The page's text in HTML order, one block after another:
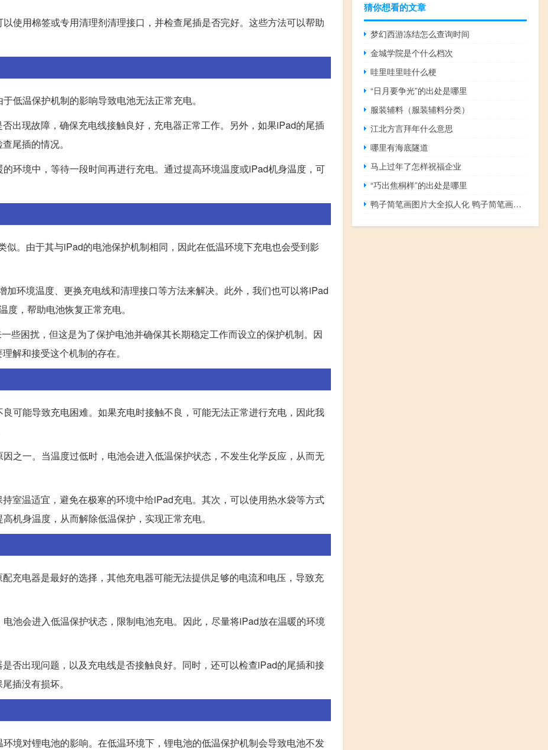
使用棉签或专用清理剂清理接口，并检查尾插是否完好。这些方法可以帮助
低温保护机制的影响导致电池无法正常充电。
出现故障，确保充电线接触良好，充电器正常工作。另外，如果iPad的尾插
尾插的情况。
环境中，等待一段时间再进行充电。通过提高环境温度或iPad机身温度，可
。由于其与iPad的电池保护机制相同，因此在低温环境下充电也会受到影
环境温度、更换充电线和清理接口等方法来解决。此外，我们也可以将iPad
，帮助电池恢复正常充电。
些困扰，但这是为了保护电池并确保其长期稳定工作而设立的保护机制。因
解和接受这个机制的存在。
可能导致充电困难。如果充电时接触不良，可能无法正常进行充电，因此我
之一。当温度过低时，电池会进入低温保护状态，不发生化学反应，从而无
室温适宜，避免在极寒的环境中给iPad充电。其次，可以使用热水袋等方式
机身温度，从而解除低温保护，实现正常充电。
充电器是最好的选择，其他充电器可能无法提供足够的电流和电压，导致充
池会进入低温保护状态，限制电池充电。因此，尽量将iPad放在温暖的环境
否出现问题，以及充电线是否接触良好。同时，还可以检查iPad的尾插和接
插没有损坏。
境对锂电池的影响。在低温环境下，锂电池的低温保护机制会导致电池不发
猜你想看的文章
梦幻西游冻结怎么查询时间
金城学院是个什么档次
哇里哇里哇什么梗
“日月要争光”的出处是哪里
服装辅料（服装辅料分类）
江北方言拜年什么意思
哪里有海底隧道
马上过年了怎样祝福企业
“巧出焦桐样”的出处是哪里
鸭子简笔画图片大全拟人化 鸭子简笔画图片大全可爱